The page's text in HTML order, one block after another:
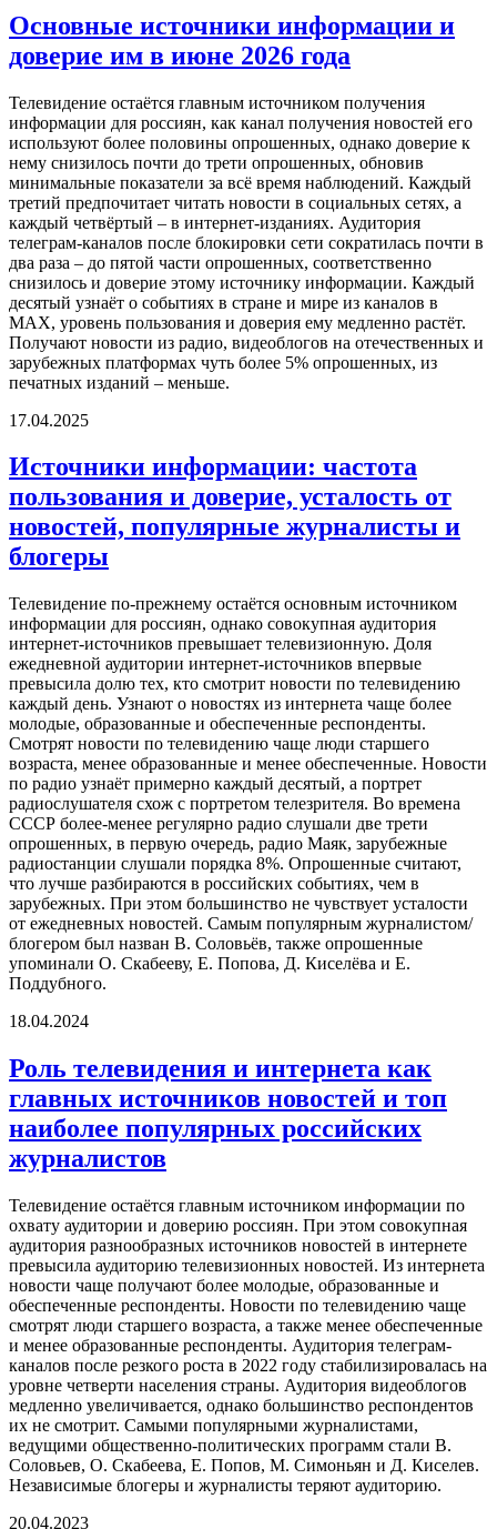
Основные источники информации и
доверие им в июне 2026 года
Телевидение остаётся главным источником получения
информации для россиян, как канал получения новостей его
используют более половины опрошенных, однако доверие к
нему снизилось почти до трети опрошенных, обновив
минимальные показатели за всё время наблюдений. Каждый
третий предпочитает читать новости в социальных сетях, а
каждый четвёртый – в интернет-изданиях. Аудитория
телеграм-каналов после блокировки сети сократилась почти в
два раза – до пятой части опрошенных, соответственно
снизилось и доверие этому источнику информации. Каждый
десятый узнаёт о событиях в стране и мире из каналов в
МАХ, уровень пользования и доверия ему медленно растёт.
Получают новости из радио, видеоблогов на отечественных и
зарубежных платформах чуть более 5% опрошенных, из
печатных изданий – меньше.
17.04.2025
Источники информации: частота
пользования и доверие, усталость от
новостей, популярные журналисты и
блогеры
Телевидение по-прежнему остаётся основным источником
информации для россиян, однако совокупная аудитория
интернет-источников превышает телевизионную. Доля
ежедневной аудитории интернет-источников впервые
превысила долю тех, кто смотрит новости по телевидению
каждый день. Узнают о новостях из интернета чаще более
молодые, образованные и обеспеченные респонденты.
Смотрят новости по телевидению чаще люди старшего
возраста, менее образованные и менее обеспеченные. Новости
по радио узнаёт примерно каждый десятый, а портрет
радиослушателя схож с портретом телезрителя. Во времена
СССР более-менее регулярно радио слушали две трети
опрошенных, в первую очередь, радио Маяк, зарубежные
радиостанции слушали порядка 8%. Опрошенные считают,
что лучше разбираются в российских событиях, чем в
зарубежных. При этом большинство не чувствует усталости
от ежедневных новостей. Самым популярным журналистом/
блогером был назван В. Соловьёв, также опрошенные
упоминали О. Скабееву, Е. Попова, Д. Киселёва и Е.
Поддубного.
18.04.2024
Роль телевидения и интернета как
главных источников новостей и топ
наиболее популярных российских
журналистов
Телевидение остаётся главным источником информации по
охвату аудитории и доверию россиян. При этом совокупная
аудитория разнообразных источников новостей в интернете
превысила аудиторию телевизионных новостей. Из интернета
новости чаще получают более молодые, образованные и
обеспеченные респонденты. Новости по телевидению чаще
смотрят люди старшего возраста, а также менее обеспеченные
и менее образованные респонденты. Аудитория телеграм-
каналов после резкого роста в 2022 году стабилизировалась на
уровне четверти населения страны. Аудитория видеоблогов
медленно увеличивается, однако большинство респондентов
их не смотрит. Самыми популярными журналистами,
ведущими общественно-политических программ стали В.
Соловьев, О. Скабеева, Е. Попов, М. Симоньян и Д. Киселев.
Независимые блогеры и журналисты теряют аудиторию.
20.04.2023